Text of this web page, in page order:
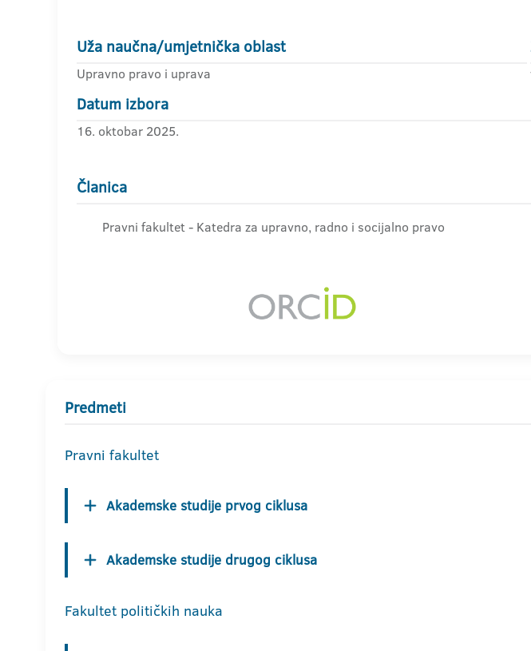
Uža naučna/umjetnička oblast
Upravno pravo i uprava
Datum izbora
16. oktobar 2025.
Članica
Pravni fakultet - Katedra za upravno, radno i socijalno pravo
Predmeti
Pravni fakultet
Akademske studije prvog ciklusa
Akademske studije drugog ciklusa
Fakultet političkih nauka